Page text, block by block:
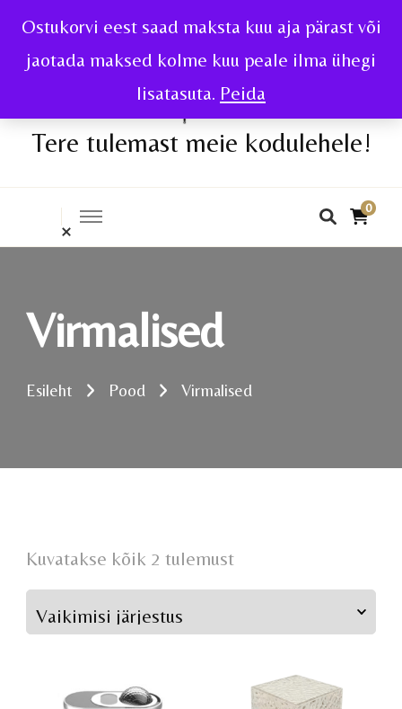
Ostukorvi eest saad maksta kuu aja pärast või
jaotada maksed kolme kuu peale ilma ühegi
lisatasuta. Peida
Tere tulemast meie kodulehele!
0
Virmalised
Esileht Pood Virmalised
Kuvatakse kõik 2 tulemust